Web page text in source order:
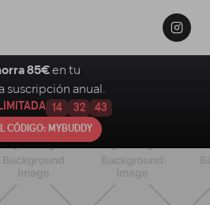
85€ en tu
suscripción anual.
14 32 42
CÓDIGO: MYBUDDY